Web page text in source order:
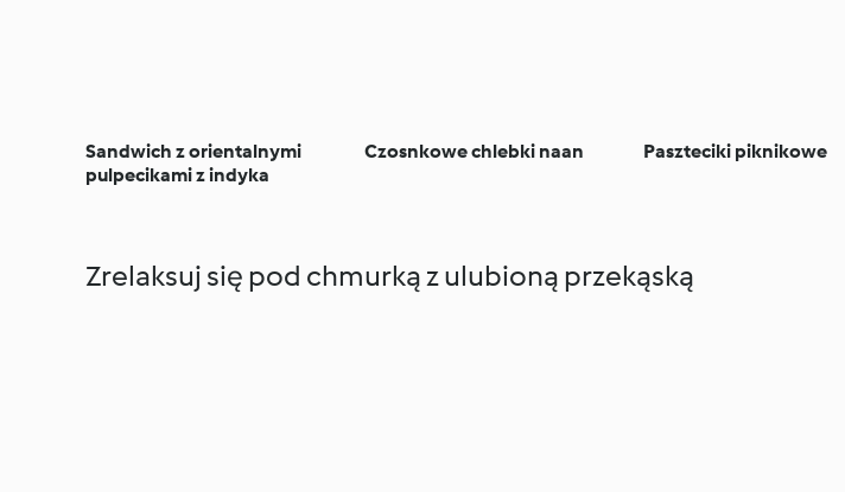
Sandwich z orientalnymi
pulpecikami z indyka
Czosnkowe chlebki naan Paszteciki piknikowe
Zrelaksuj się pod chmurką z ulubioną przekąską